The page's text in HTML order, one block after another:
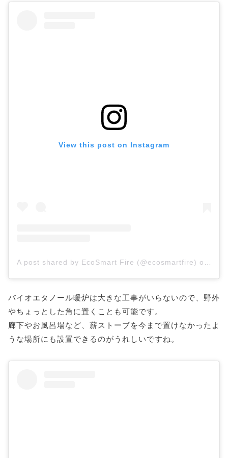
View this post on Instagram
A post shared by EcoSmart Fire (@ecosmartfire) on
バイオエタノール暖炉は大きな工事がいらないので、野外
やちょっとした角に置くことも可能です。
廊下やお風呂場など、薪ストーブを今まで置けなかったよ
うな場所にも設置できるのがうれしいですね。